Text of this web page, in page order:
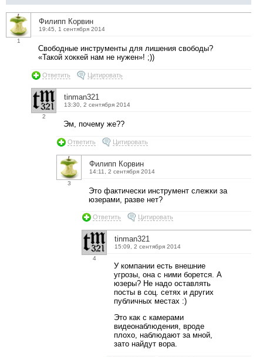
1
Филипп Корвин
19:45, 1 сентября 2014
Свободные инструменты для лишения свободы?
«Такой хоккей нам не нужен»! ;))
Ответить Цитировать
2
tinman321
13:30, 2 сентября 2014
Эм, почему же??
Ответить Цитировать
3
Филипп Корвин
14:11, 2 сентября 2014
Это фактически инструмент слежки за
юзерами, разве нет?
Ответить Цитировать
4
tinman321
15:09, 2 сентября 2014
У компании есть внешние
угрозы, она с ними борется. А
юзеры? Не надо оставлять
посты в соц. сетях и других
публичных местах :)
Это как с камерами
видеонаблюдения, вроде
плохо, наблюдают за мной,
зато найдут вора.